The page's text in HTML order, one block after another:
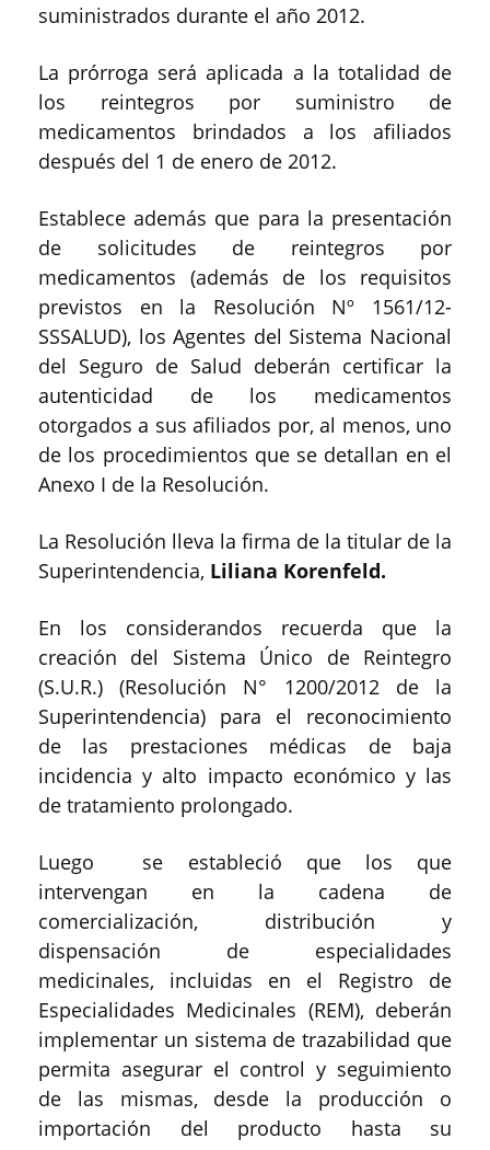
suministrados durante el año 2012.
La prórroga será aplicada a la totalidad de
los reintegros por suministro de
medicamentos brindados a los afiliados
después del 1 de enero de 2012.
Establece además que para la presentación
de solicitudes de reintegros por
medicamentos (además de los requisitos
previstos en la Resolución Nº 1561/12-
SSSALUD), los Agentes del Sistema Nacional
del Seguro de Salud deberán certificar la
autenticidad de los medicamentos
otorgados a sus afiliados por, al menos, uno
de los procedimientos que se detallan en el
Anexo I de la Resolución.
La Resolución lleva la firma de la titular de la
Superintendencia, Liliana Korenfeld.
En los considerandos recuerda que la
creación del Sistema Único de Reintegro
(S.U.R.) (Resolución N° 1200/2012 de la
Superintendencia) para el reconocimiento
de las prestaciones médicas de baja
incidencia y alto impacto económico y las
de tratamiento prolongado.
Luego se estableció que los que
intervengan en la cadena de
comercialización, distribución y
dispensación de especialidades
medicinales, incluidas en el Registro de
Especialidades Medicinales (REM), deberán
implementar un sistema de trazabilidad que
permita asegurar el control y seguimiento
de las mismas, desde la producción o
importación del producto hasta su